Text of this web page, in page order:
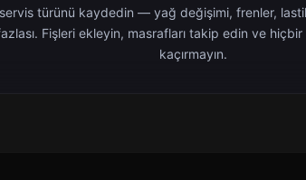
türünü kaydedin — yağ değişimi, frenler,
Fişleri ekleyin, masrafları takip edin ve hiçbir
kaçırmayın.